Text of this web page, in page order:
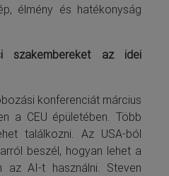
élmény és hatékonyság
az idei
konferenciát március
a CEU épületében. Több
találkozni. Az USA-ból
beszél, hogyan lehet a
az AI-t használni. Steven